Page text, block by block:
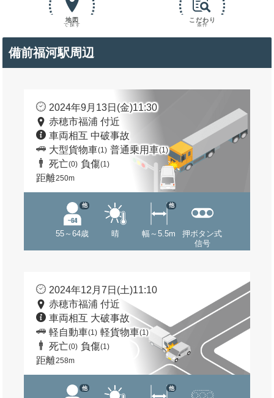
地図
で探す
こだわり
条件
備前福河駅周辺
2024年9月13日(金)11:30
赤穂市福浦 付近
車両相互 中破事故
大型貨物車(1) 普通乗用車(1)
死亡(0) 負傷(1)
距離250m
55～64歳
他
晴 幅～5.5m
他
押ボタン式
信号
2024年12月7日(土)11:10
赤穂市福浦 付近
車両相互 大破事故
軽自動車(1) 軽貨物車(1)
死亡(0) 負傷(1)
距離258m
他 他